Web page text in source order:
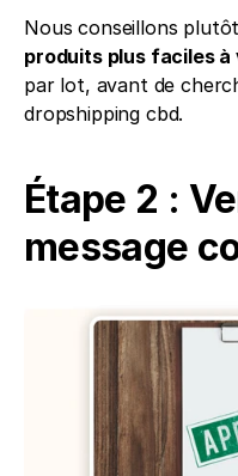
Nous conseillons
produits plus faciles à
par lot, avant de
dropshipping cbd.
Étape 2 :
message